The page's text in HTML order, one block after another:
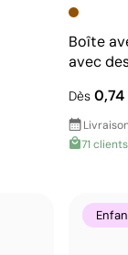
Boîte
avec
Dès
Livraison
71